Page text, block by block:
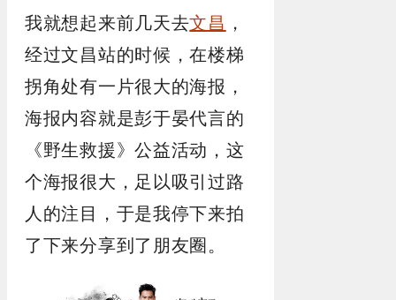
我就想起来前几天去文昌 ，
经过文昌站的时候，在楼梯
拐角处有一片很大的海报，
海报内容就是彭于晏代言的
《野生救援》公益活动，这
个海报很大，足以吸引过路
人的注目，于是我停下来拍
了下来分享到了朋友圈。